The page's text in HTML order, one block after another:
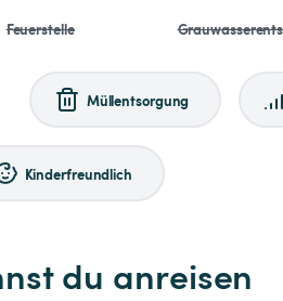
Feuerstelle
Müllentsorgung
Kinderfreundlich
du anreisen